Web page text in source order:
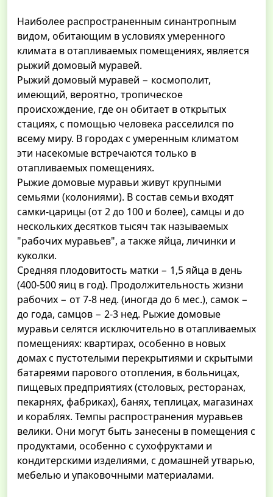
Наиболее распространенным синантропным
видом, обитающим в условиях умеренного
климата в отапливаемых помещениях, является
рыжий домовый муравей.
Рыжий домовый муравей − космополит,
имеющий, вероятно, тропическое
происхождение, где он обитает в открытых
стациях, с помощью человека расселился по
всему миру. В городах с умеренным климатом
эти насекомые встречаются только в
отапливаемых помещениях.
Рыжие домовые муравьи живут крупными
семьями (колониями). В состав семьи входят
самки-царицы (от 2 до 100 и более), самцы и до
нескольких десятков тысяч так называемых
"рабочих муравьев", а также яйца, личинки и
куколки.
Средняя плодовитость матки − 1,5 яйца в день
(400-500 яиц в год). Продолжительность жизни
рабочих − от 7-8 нед. (иногда до 6 мес.), самок −
до года, самцов − 2-3 нед. Рыжие домовые
муравьи селятся исключительно в отапливаемых
помещениях: квартирах, особенно в новых
домах с пустотелыми перекрытиями и скрытыми
батареями парового отопления, в больницах,
пищевых предприятиях (столовых, ресторанах,
пекарнях, фабриках), банях, теплицах, магазинах
и кораблях. Темпы распространения муравьев
велики. Они могут быть занесены в помещения с
продуктами, особенно с сухофруктами и
кондитерскими изделиями, с домашней утварью,
мебелью и упаковочными материалами.